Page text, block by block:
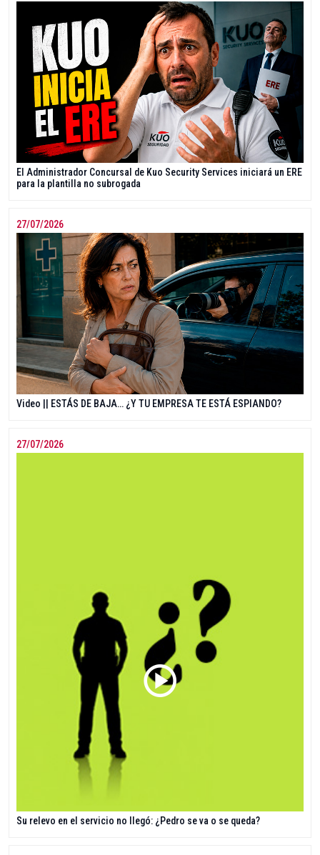
El Administrador Concursal de Kuo Security Services iniciará un ERE
para la plantilla no subrogada
27/07/2026
Video || ESTÁS DE BAJA… ¿Y TU EMPRESA TE ESTÁ ESPIANDO?
27/07/2026
Su relevo en el servicio no llegó: ¿Pedro se va o se queda?